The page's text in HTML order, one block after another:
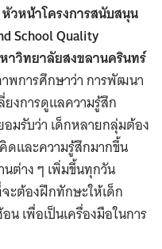
วหน้าโครงการสนับสนุน
School Quality
หาวิทยาลัยสงขลานครินทร์
พการศึกษาว่า การพัฒนา
ยงการดูแลความรู้สึก
มรับว่า เด็กหลายกลุ่มต้อง
ดและความรู้สึกมากขึ้น
ต่าง ๆ เพิ่มขึ้นทุกวัน
ะต้องฝึกทักษะให้เด็ก
เพื่อเป็นเครื่องมือในการ